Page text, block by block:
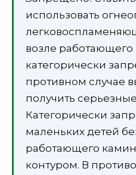
использовать
возле работающего
категорически
противном случае
получить
Категорически
маленьких детей
работающего
контуром. В